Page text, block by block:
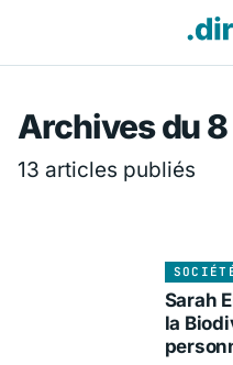
Archives du
13 articles publiés
Sarah
la